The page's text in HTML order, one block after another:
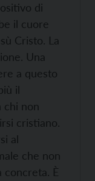
di
il cuore
Cristo. La
Una
a questo
il
chi non
cristiano.
al
che non
concreta. È